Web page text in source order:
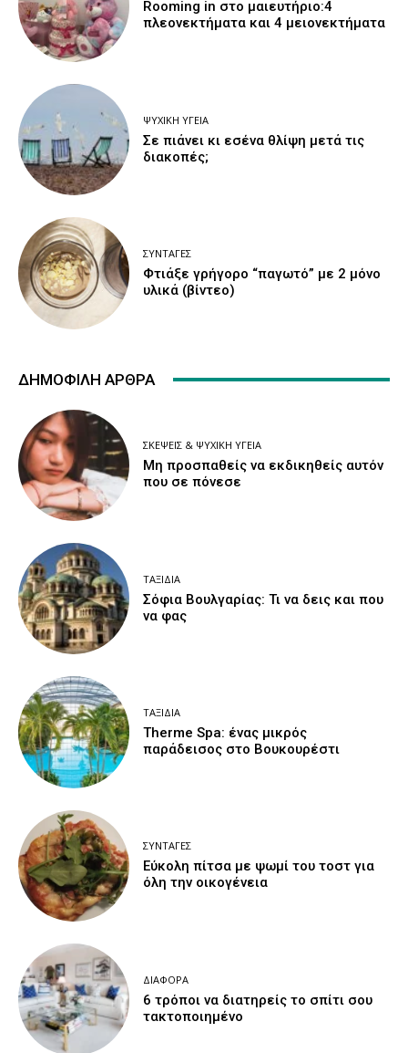
Rooming in στο μαιευτήριο:4
πλεονεκτήματα και 4 μειονεκτήματα
ΨΥΧΙΚΉ ΥΓΕΊΑ
Σε πιάνει κι εσένα θλίψη μετά τις
διακοπές;
ΣΥΝΤΑΓΈΣ
Φτιάξε γρήγορο “παγωτό” με 2 μόνο
υλικά (βίντεο)
ΔΗΜΟΦΙΛΉ ΆΡΘΡΑ
ΣΚΈΨΕΙΣ & ΨΥΧΙΚΉ ΥΓΕΊΑ
Μη προσπαθείς να εκδικηθείς αυτόν
που σε πόνεσε
ΤΑΞΊΔΙΑ
Σόφια Βουλγαρίας: Τι να δεις και που
να φας
ΤΑΞΊΔΙΑ
Therme Spa: ένας μικρός
παράδεισος στο Βουκουρέστι
ΣΥΝΤΑΓΈΣ
Εύκολη πίτσα με ψωμί του τοστ για
όλη την οικογένεια
ΔΙΆΦΟΡΑ
6 τρόποι να διατηρείς το σπίτι σου
τακτοποιημένο